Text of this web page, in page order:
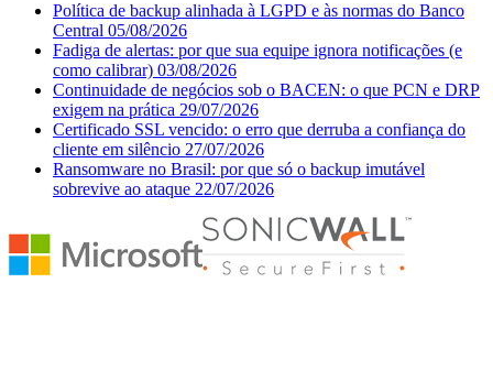
Política de backup alinhada à LGPD e às normas do Banco
Central 05/08/2026
Fadiga de alertas: por que sua equipe ignora notificações (e
como calibrar) 03/08/2026
Continuidade de negócios sob o BACEN: o que PCN e DRP
exigem na prática 29/07/2026
Certificado SSL vencido: o erro que derruba a confiança do
cliente em silêncio 27/07/2026
Ransomware no Brasil: por que só o backup imutável
sobrevive ao ataque 22/07/2026